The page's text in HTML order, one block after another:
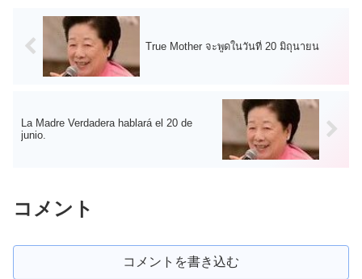
True Mother จะพูดในวันที่ 20 มิถุนายน
La Madre Verdadera hablará el 20 de
junio.
コメント
コメントを書き込む